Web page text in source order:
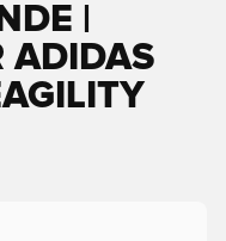
|
ADIDAS